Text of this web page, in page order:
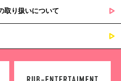
取り扱いについて